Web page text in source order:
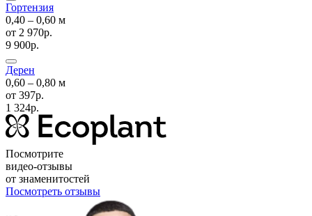
Гортензия
0,40 ‒ 0,60 м
от 2 970р.
9 900р.
Дерен
0,60 ‒ 0,80 м
от 397р.
1 324р.
Посмотрите
видео-отзывы
от знаменитостей
Посмотреть отзывы